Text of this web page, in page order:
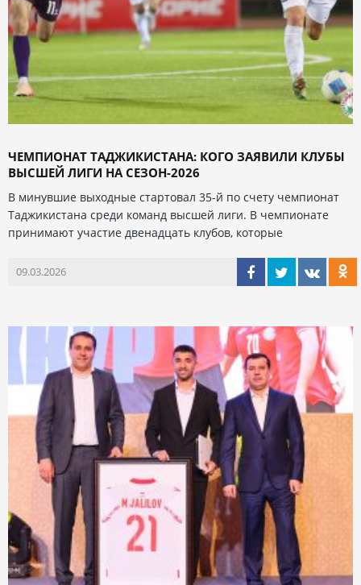
ЧЕМПИОНАТ ТАДЖИКИСТАНА: КОГО ЗАЯВИЛИ КЛУБЫ
ВЫСШЕЙ ЛИГИ НА СЕЗОН-2026
В минувшие выходные стартовал 35-й по счету чемпионат
Таджикистана среди команд высшей лиги. В чемпионате
принимают участие двенадцать клубов, которые
09.03.2026